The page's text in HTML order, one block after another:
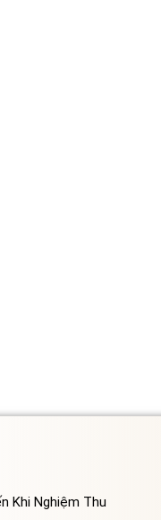
Khi Nghiệm Thu